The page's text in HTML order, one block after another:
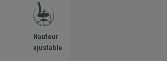
Hauteur
ajustable